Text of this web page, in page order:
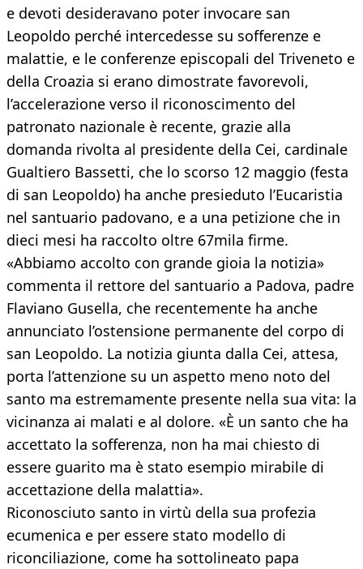
e devoti desideravano poter invocare san
Leopoldo perché intercedesse su sofferenze e
malattie, e le conferenze episcopali del Triveneto e
della Croazia si erano dimostrate favorevoli,
l’accelerazione verso il riconoscimento del
patronato nazionale è recente, grazie alla
domanda rivolta al presidente della Cei, cardinale
Gualtiero Bassetti, che lo scorso 12 maggio (festa
di san Leopoldo) ha anche presieduto l’Eucaristia
nel santuario padovano, e a una petizione che in
dieci mesi ha raccolto oltre 67mila firme.
«Abbiamo accolto con grande gioia la notizia»
commenta il rettore del santuario a Padova, padre
Flaviano Gusella, che recentemente ha anche
annunciato l’ostensione permanente del corpo di
san Leopoldo. La notizia giunta dalla Cei, attesa,
porta l’attenzione su un aspetto meno noto del
santo ma estremamente presente nella sua vita: la
vicinanza ai malati e al dolore. «È un santo che ha
accettato la sofferenza, non ha mai chiesto di
essere guarito ma è stato esempio mirabile di
accettazione della malattia».
Riconosciuto santo in virtù della sua profezia
ecumenica e per essere stato modello di
riconciliazione, come ha sottolineato papa